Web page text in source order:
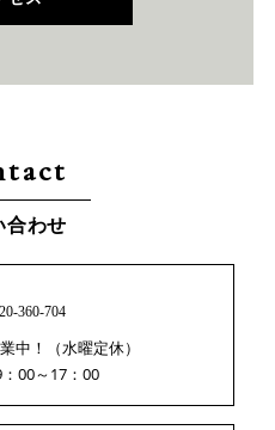
合わせ
360-704
中！（水曜定休）
00～17：00